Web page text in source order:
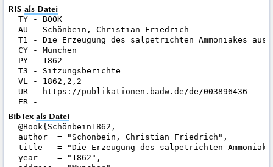
RIS als Datei
TY - BOOK
AU - Schönbein, Christian Friedrich
T1 - Die Erzeugung des salpetrichten Ammoniakes
CY - München
PY - 1862
T3 - Sitzungsberichte
VL - 1862,2,2
UR - https://publikationen.badw.de/de/003896436
BibTex als Datei
@Book{Schönbein1862,
author  = "Schönbein, Christian Friedrich",
title   = "Die Erzeugung des salpetrichten
year    = "1862",